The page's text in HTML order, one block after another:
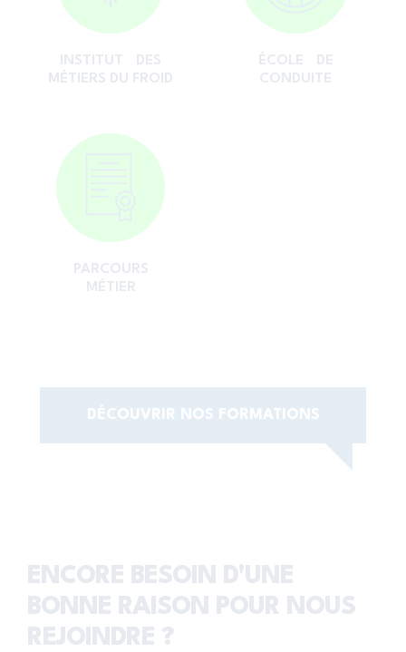
INSTITUT DES
MÉTIERS DU FROID
ÉCOLE DE
CONDUITE
PARCOURS
MÉTIER
DÉCOUVRIR NOS FORMATIONS
ENCORE BESOIN D'UNE
BONNE RAISON POUR NOUS
REJOINDRE ?